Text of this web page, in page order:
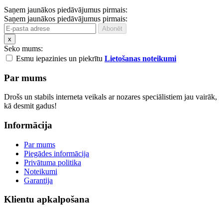
Saņem jaunākos piedāvājumus pirmais:
Saņem jaunākos piedāvājumus pirmais:
x
Seko mums:
Esmu iepazinies un piekrītu Lietošanas noteikumi
Par mums
Drošs un stabils interneta veikals ar nozares speciālistiem jau vairāk,
kā desmit gadus!
Informācija
Par mums
Piegādes informācija
Privātuma politika
Noteikumi
Garantija
Klientu apkalpošana